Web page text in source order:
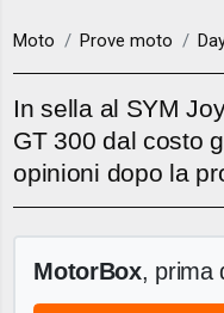
Moto Prove moto
In sella al SYM
GT 300 dal costo
opinioni dopo la
MotorBox, prima